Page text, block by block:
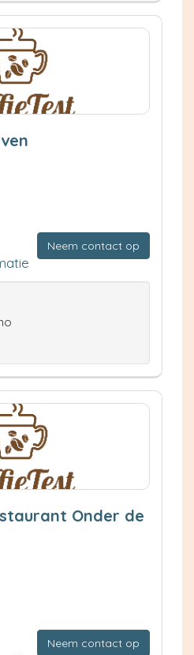
Neem contact op
Onder de
Neem contact op